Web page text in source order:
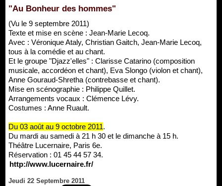
"Au Bonheur des hommes"
(Vu le 9 septembre 2011)
Texte et mise en scène : Jean-Marie Lecoq.
Avec : Véronique Ataly, Christian Gaitch, Jean-Marie Lecoq,
tous à la comédie et au chant.
Et le groupe "Djazz'elles" : Clarisse Catarino (composition
musicale, accordéon et chant), Eva Slongo (violon et chant),
Anne Gouraud-Shretha (contrebasse et chant).
Mise en scénographie : Philippe Quillet.
Arrangements vocaux : Clémence Lévy.
Costumes : Anne Ruault.
Du 03 août au 9 octobre 2011.
Du mardi au samedi à 21 h 30 et le dimanche à 15 h.
Théâtre Lucernaire, Paris 6e.
Réservation : 01 45 44 57 34.
http://www.lucernaire.fr/
Jeudi 22 Septembre 2011